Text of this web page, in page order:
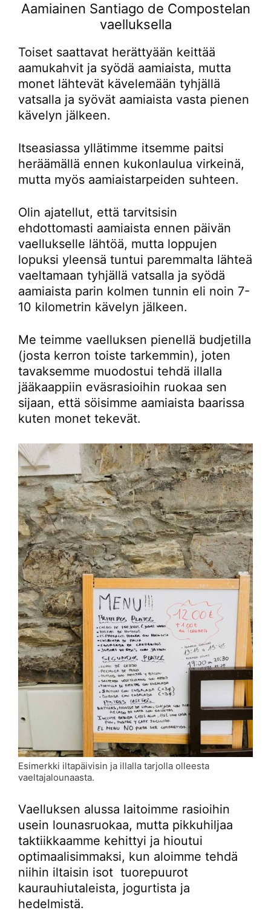
Aamiainen Santiago de Compostelan
vaelluksella
Toiset saattavat herättyään keittää
aamukahvit ja syödä aamiaista, mutta
monet lähtevät kävelemään tyhjällä
vatsalla ja syövät aamiaista vasta pienen
kävelyn jälkeen.
Itseasiassa yllätimme itsemme paitsi
heräämällä ennen kukonlaulua virkeinä,
mutta myös aamiaistarpeiden suhteen.
Olin ajatellut, että tarvitsisin
ehdottomasti aamiaista ennen päivän
vaellukselle lähtöä, mutta loppujen
lopuksi yleensä tuntui paremmalta lähteä
vaeltamaan tyhjällä vatsalla ja syödä
aamiaista parin kolmen tunnin eli noin 7-
10 kilometrin kävelyn jälkeen.
Me teimme vaelluksen pienellä budjetilla
(josta kerron toiste tarkemmin), joten
tavaksemme muodostui tehdä illalla
jääkaappiin eväsrasioihin ruokaa sen
sijaan, että söisimme aamiaista baarissa
kuten monet tekevät.
Esimerkki iltapäivisin ja illalla tarjolla olleesta
vaeltajalounaasta.
Vaelluksen alussa laitoimme rasioihin
usein lounasruokaa, mutta pikkuhiljaa
taktiikkaamme kehittyi ja hioutui
optimaalisimmaksi, kun aloimme tehdä
niihin iltaisin isot tuorepuurot
kaurauhiutaleista, jogurtista ja
hedelmistä.